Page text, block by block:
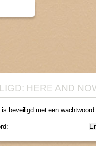
HERE AND
is beveiligd met een